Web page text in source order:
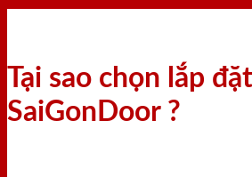
Tại sao chọn lắp
SaiGonDoor ?